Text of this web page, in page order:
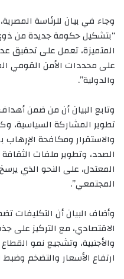
وجاء في بيان للرئاسة
“بتشكيل حكومة جديدة من
المتميزة، تعمل على تحقيق
على محددات الأمن القومي
والدولية”.
وتابع البيان أن من ضمن
تطوير المشاركة السياسية،
والاستقرار ومكافحة
الصدد، وتطوير ملفات
المعتدل، على النحو الذي
المجتمعي”.
وأضاف البيان أن التكليفات
الاقتصادي، مع التركيز على
والأجنبية، وتشجيع نمو
ارتفاع الأسعار والتضخم